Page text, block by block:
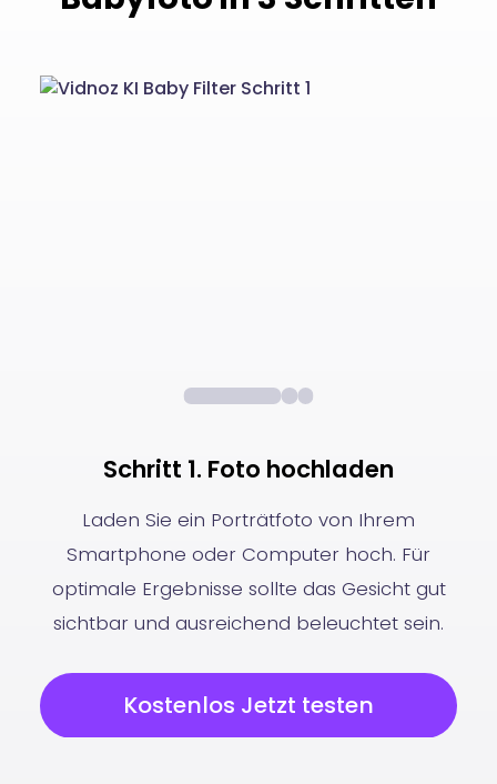
Schritt 1. Foto hochladen
Laden Sie ein Porträtfoto von Ihrem
Smartphone oder Computer hoch. Für
optimale Ergebnisse sollte das Gesicht gut
sichtbar und ausreichend beleuchtet sein.
Kostenlos Jetzt testen